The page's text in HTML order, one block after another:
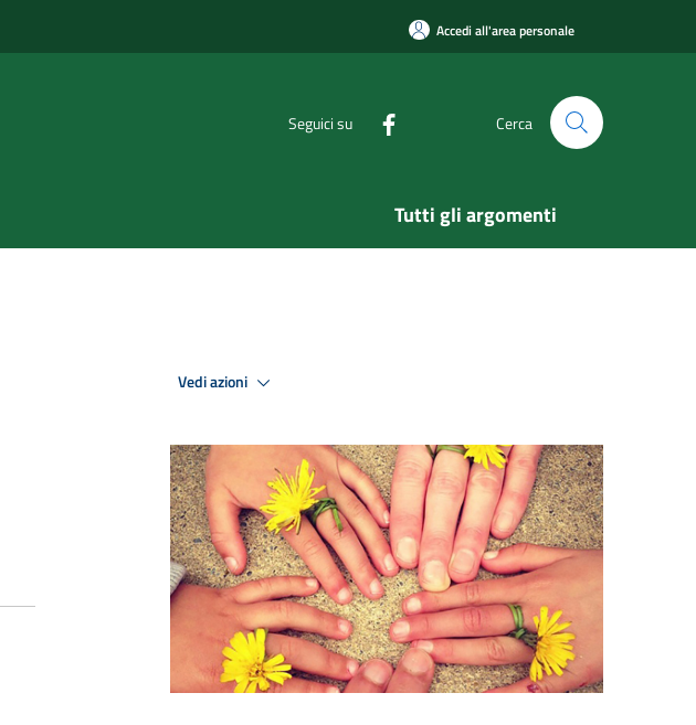
Accedi all'area personale
Seguici su Cerca
Tutti gli argomenti
Vedi azioni